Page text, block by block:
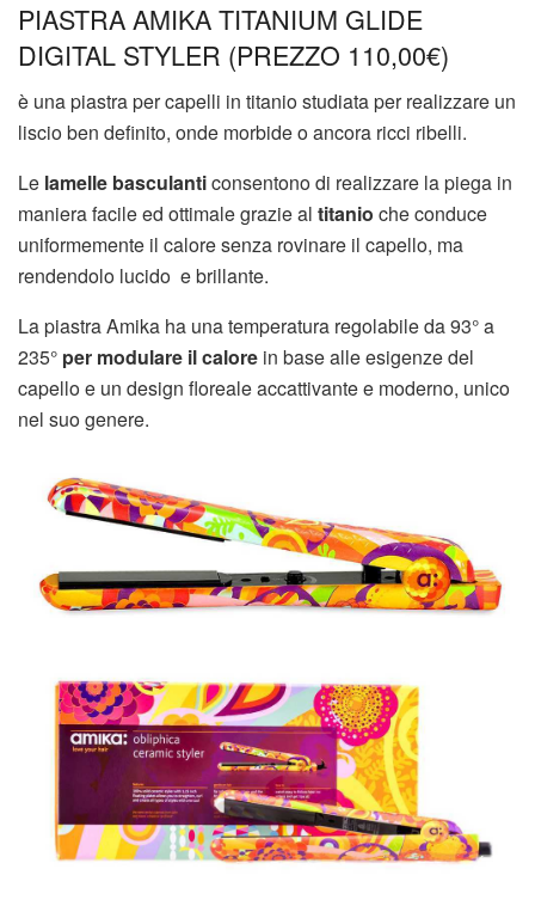
PIASTRA AMIKA TITANIUM GLIDE
DIGITAL STYLER (PREZZO 110,00€)
è una piastra per capelli in titanio studiata per realizzare un
liscio ben definito, onde morbide o ancora ricci ribelli.
Le lamelle basculanticonsentono di realizzare la piega in
maniera facile ed ottimale grazie al titanio che conduce
uniformemente il calore senza rovinare il capello, ma
rendendolo lucido e brillante.
La piastra Amika ha una temperatura regolabile da 93° a
235° per modulare il calore in base alle esigenze del
capello e un design floreale accattivante e moderno, unico
nel suo genere.